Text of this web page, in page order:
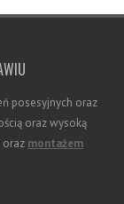
posesyjnych oraz
oraz wysoką
oraz montażem